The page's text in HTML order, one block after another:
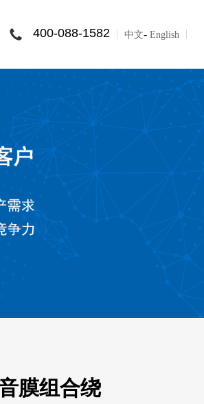
400-088-1582 中文- English
膜组合绕